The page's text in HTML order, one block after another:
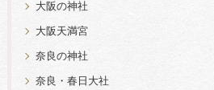
大阪の神社
大阪天満宮
奈良の神社
奈良・春日大社